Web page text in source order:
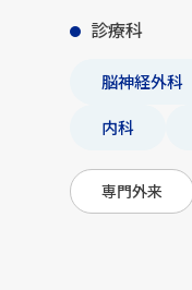
診療科
脳神経外科
内科
専門外来